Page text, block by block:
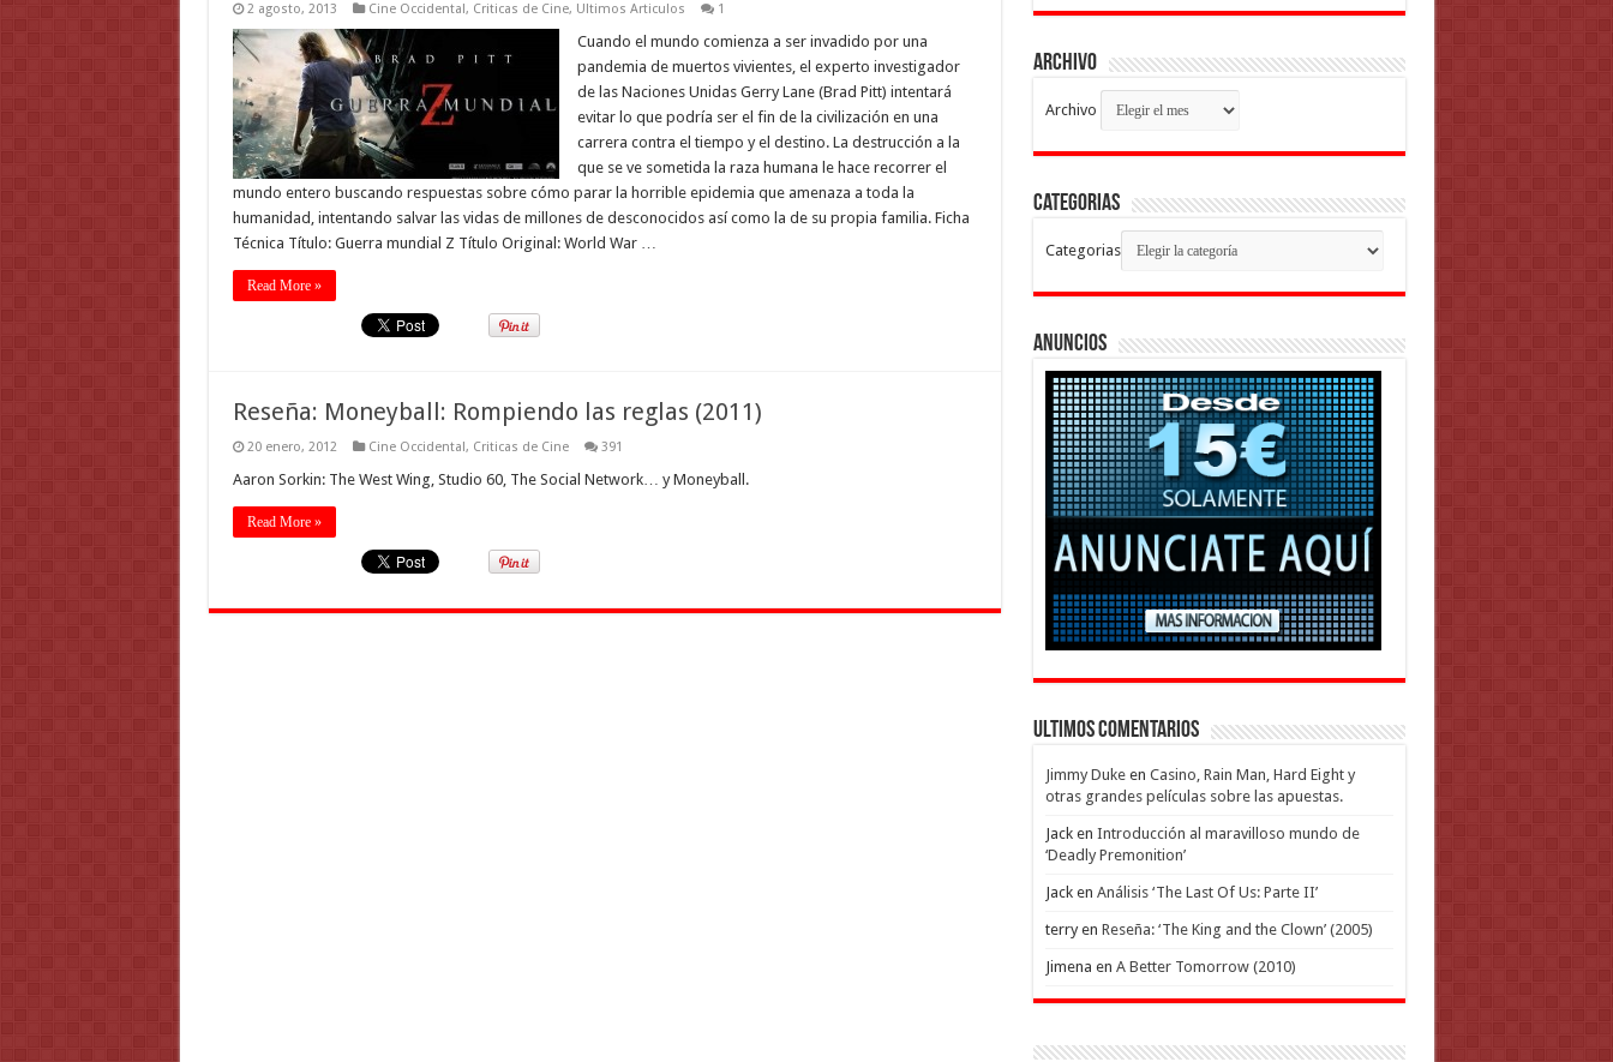
2 agosto, 2013 Cine Occidental, Criticas de Cine, Ultimos Articulos 1
Cuando el mundo comienza a ser invadido por una
pandemia de muertos vivientes, el experto investigador
de las Naciones Unidas Gerry Lane (Brad Pitt) intentará
evitar lo que podría ser el fin de la civilización en una
carrera contra el tiempo y el destino. La destrucción a la
que se ve sometida la raza humana le hace recorrer el
mundo entero buscando respuestas sobre cómo parar la horrible epidemia que amenaza a toda la
humanidad, intentando salvar las vidas de millones de desconocidos así como la de su propia familia. Ficha
Técnica Título: Guerra mundial Z Título Original: World War …
Read More »
Reseña: Moneyball: Rompiendo las reglas (2011)
20 enero, 2012 Cine Occidental, Criticas de Cine 391
Aaron Sorkin: The West Wing, Studio 60, The Social Network… y Moneyball.
Read More »
Archivo
Archivo
Categorias
Categorias
Anuncios
Ultimos Comentarios
Jimmy Dukeen Casino, Rain Man, Hard Eight y
otras grandes películas sobre las apuestas.
Jacken Introducción al maravilloso mundo de
‘Deadly Premonition’
Jacken Análisis ‘The Last Of Us: Parte II’
terryen Reseña: ‘The King and the Clown’ (2005)
Jimena en A Better Tomorrow (2010)